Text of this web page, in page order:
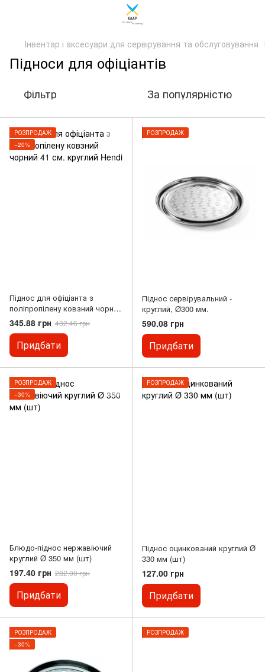
Інвентар і аксесуари для сервірування та обслуговування
Підноси для офіціантів
Фільтр За популярністю
РОЗПРОДАЖ
−20%
Піднос для офіціанта з
поліпропілену ковзний чорний
41 см. круглий Hendi
345.88 грн 432.46 грн
Придбати
РОЗПРОДАЖ
Піднос сервірувальний -
круглий, Ø300 мм.
590.08 грн
Придбати
РОЗПРОДАЖ
−30%
Блюдо-піднос нержавіючий
круглий Ø 350 мм (шт)
197.40 грн 282.00 грн
Придбати
РОЗПРОДАЖ
Піднос оцинкований круглий Ø
330 мм (шт)
127.00 грн
Придбати
РОЗПРОДАЖ
−30%
РОЗПРОДАЖ